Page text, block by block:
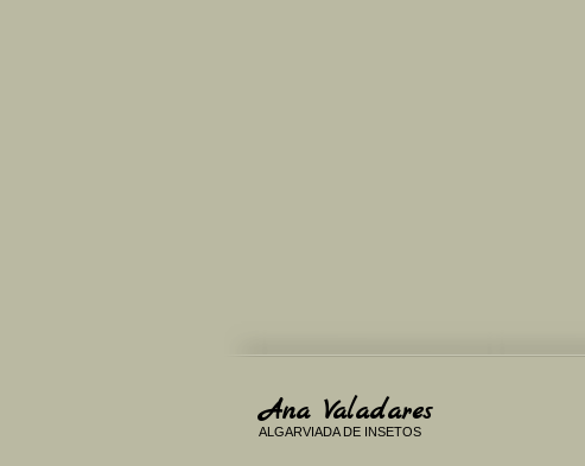
Ana Valadares
ALGARVIADA DE INSETOS